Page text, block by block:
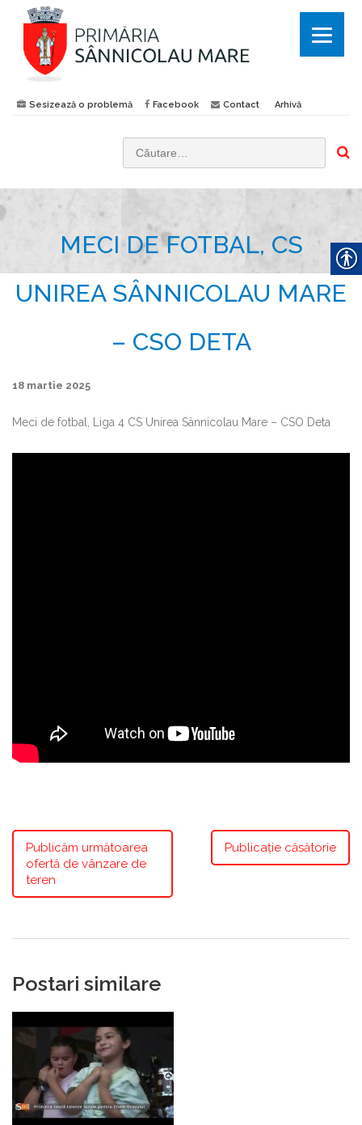
Sesizează o problemă Facebook Contact Arhivă
u
p
MECI DE FOTBAL, CS
UNIREA SÂNNICOLAU MARE
– CSO DETA
18 martie 2025
Meci de fotbal, Liga 4 CS Unirea Sânnicolau Mare – CSO Deta
Publicăm următoarea
ofertă de vânzare de
teren
Publicație căsătorie
Postari similare